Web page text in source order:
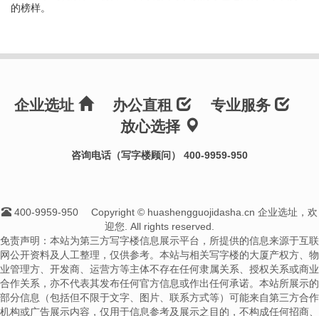
的榜样。
企业选址 办公直租
专业服务
放心选择
咨询电话（写字楼顾问） 400-9959-950
400-9959-950
Copyright © huashengguojidasha.cn 企业选址，欢
迎您. All rights reserved.
免责声明：本站为第三方写字楼信息展示平台，所提供的信息来源于互联
网公开资料及人工整理，仅供参考。本站与相关写字楼的大厦产权方、物
业管理方、开发商、运营方等主体不存在任何隶属关系、授权关系或商业
合作关系，亦不代表其发布任何官方信息或作出任何承诺。本站所展示的
部分信息（包括但不限于文字、图片、联系方式等）可能来自第三方合作
机构或广告展示内容，仅用于信息参考及展示之目的，不构成任何招商、